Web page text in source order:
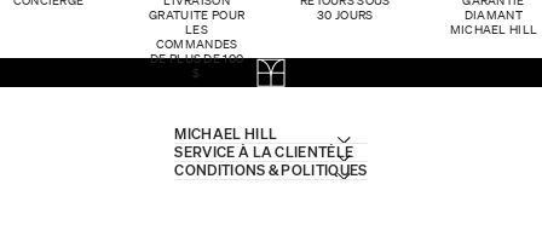
GRATUITE POUR
LES
COMMANDES
DE PLUS DE 100
$
30 JOURS
DIAMANT
MICHAEL HILL
MICHAEL HILL
SERVICE À LA CLIENTÈLE
CONDITIONS & POLITIQUES